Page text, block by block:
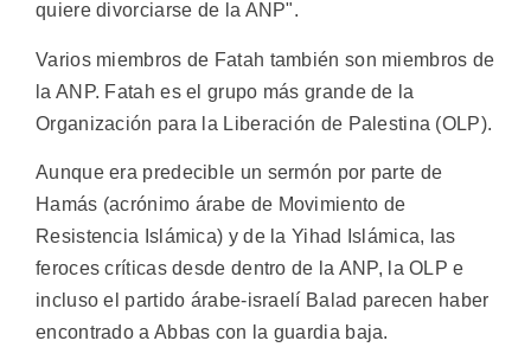
quiere divorciarse de la ANP".
Varios miembros de Fatah también son miembros de
la ANP. Fatah es el grupo más grande de la
Organización para la Liberación de Palestina (OLP).
Aunque era predecible un sermón por parte de
Hamás (acrónimo árabe de Movimiento de
Resistencia Islámica) y de la Yihad Islámica, las
feroces críticas desde dentro de la ANP, la OLP e
incluso el partido árabe-israelí Balad parecen haber
encontrado a Abbas con la guardia baja.